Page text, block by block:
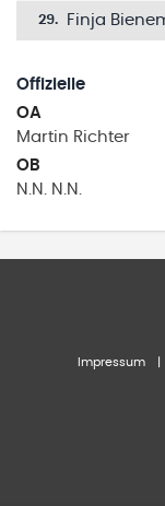
29. Finja
Offizielle
OA
Martin Richter
OB
N.N.
N.N.
Impressum